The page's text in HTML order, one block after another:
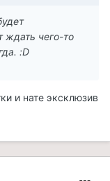
ждать чего-то
:D
и нате эксклюзив